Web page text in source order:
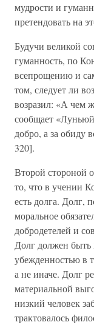
мудрости и
претендовать на
Будучи великой
гуманность, по
всепрощению и
том, следует ли
возразил: «А чем
сообщает
добро, а за обиду
320].
Второй стороной
то, что в учении
есть долга. Долг,
моральное
добродетелей и
Долг должен быть
убежденностью в
а не иначе. Долг
материальной
низкий человек
трактовалось